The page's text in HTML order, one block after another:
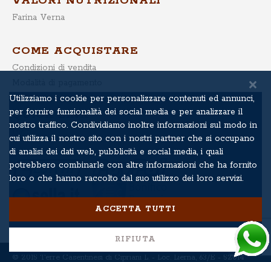
Farina Verna
COME ACQUISTARE
Condizioni di vendita
QUICK LINK
© 2015 Terre Casentinesi di Cipriani L. - Loc. Lierna, 63/E - 52014
Utilizziamo i cookie per personalizzare contenuti ed annunci,
per fornire funzionalità dei social media e per analizzare il
nostro traffico. Condividiamo inoltre informazioni sul modo in
cui utilizza il nostro sito con i nostri partner che si occupano
di analisi dei dati web, pubblicità e social media, i quali
potrebbero combinarle con altre informazioni che ha fornito
loro o che hanno raccolto dal suo utilizzo dei loro servizi.
ACCETTA TUTTI
RIFIUTA